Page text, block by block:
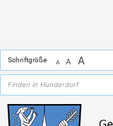
Schriftgröße A A A